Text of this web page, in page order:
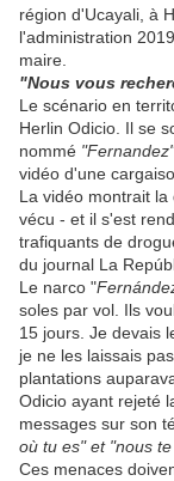
région d'Ucayali, à
l'administration
maire.
"Nous vous
Le scénario en
Herlin Odicio. Il se
nommé "Fernandez"
vidéo d'une
La vidéo montrait
vécu - et il s'est
trafiquants de
du journal La
Le narco "
soles par vol. Ils
15 jours. Je devais
je ne les laissais
plantations
Odicio ayant rejeté
messages sur son
où tu es" et "nous
Ces menaces